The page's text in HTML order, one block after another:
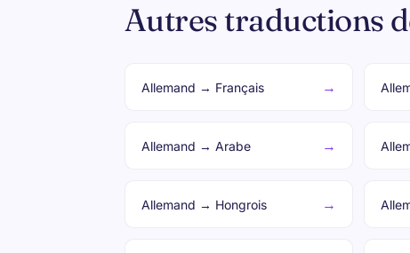
Autres traductions
Allemand → Français →
Allemand → Arabe →
Allemand → Hongrois →